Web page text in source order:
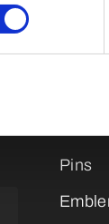
Pins